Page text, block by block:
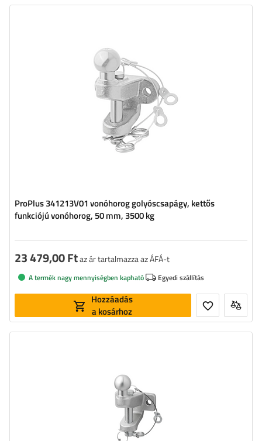
ProPlus 341213V01 vonóhorog golyóscsapágy, kettős
funkciójú vonóhorog, 50 mm, 3500 kg
23 479,00 Ftaz ár tartalmazza az ÁFÁ-t
A termék nagy mennyiségben kapható Egyedi szállítás
Hozzáadás
a kosárhoz